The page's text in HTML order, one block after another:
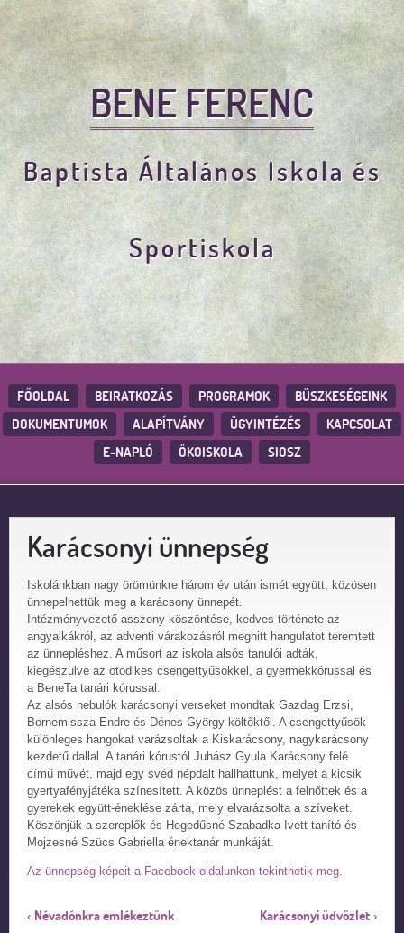
BENE FERENC
Baptista Általános Iskola és
Sportiskola
FŐOLDAL BEIRATKOZÁS PROGRAMOK
BÜSZKESÉGEINK
DOKUMENTUMOK
ALAPÍTVÁNY ÜGYINTÉZÉS
KAPCSOLAT
E-NAPLÓ
ÖKOISKOLA SIOSZ
Karácsonyi ünnepség
Iskolánkban nagy örömünkre három év után ismét együtt, közösen
ünnepelhettük meg a karácsony ünnepét.
Intézményvezető asszony köszöntése, kedves története az
angyalkákról, az adventi várakozásról meghitt hangulatot teremtett
az ünnepléshez. A műsort az iskola alsós tanulói adták,
kiegészülve az ötödikes csengettyűsökkel, a gyermekkórussal és
a BeneTa tanári kórussal.
Az alsós nebulók karácsonyi verseket mondtak Gazdag Erzsi,
Bornemissza Endre és Dénes György költőktől. A csengettyűsök
különleges hangokat varázsoltak a Kiskarácsony, nagykarácsony
kezdetű dallal. A tanári kórustól Juhász Gyula Karácsony felé
című művét, majd egy svéd népdalt hallhattunk, melyet a kicsik
gyertyafényjátéka színesített. A közös ünneplést a felnőttek és a
gyerekek együtt-éneklése zárta, mely elvarázsolta a szíveket.
Köszönjük a szereplők és Hegedűsné Szabadka Ivett tanító és
Mojzesné Szücs Gabriella énektanár munkáját.
Az ünnepség képeit a Facebook-oldalunkon tekinthetik meg.
‹ Névadónkra emlékeztünk Karácsonyi üdvözlet ›